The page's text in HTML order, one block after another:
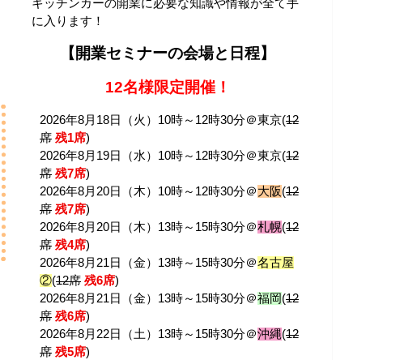
キッチンカーの開業に必要な知識や情報が全て手
に入ります！
【開業セミナーの会場と日程】
12名様限定開催！
2026年8月18日（火）10時～12時30分＠東京(12
席 残1席)
2026年8月19日（水）10時～12時30分＠東京(12
席 残7席)
2026年8月20日（木）10時～12時30分＠大阪(12
席 残7席)
2026年8月20日（木）13時～15時30分＠札幌(12
席 残4席)
2026年8月21日（金）13時～15時30分＠名古屋
②(12席 残6席)
2026年8月21日（金）13時～15時30分＠福岡 (12
席 残6席)
2026年8月22日（土）13時～15時30分＠沖縄(12
席 残5席)